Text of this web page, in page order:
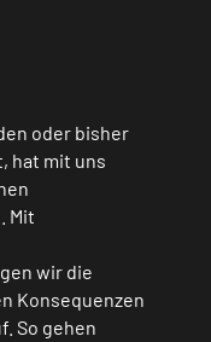
oder bisher
hat mit uns
Mit
wir die
Konsequenzen
So gehen